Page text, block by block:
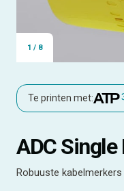
1 / 8
Te printen met:
ADC Single
Robuuste